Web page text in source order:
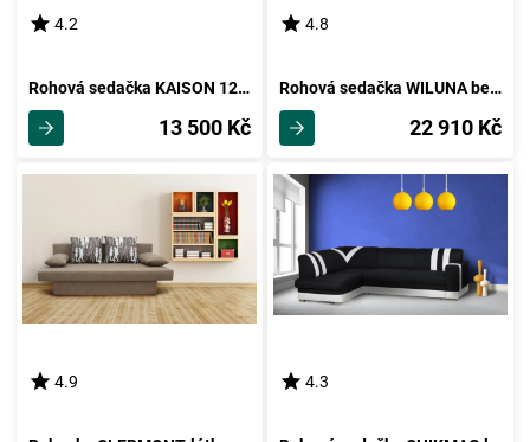
4.2
Rohová sedačka KAISON 12, černá/šedá
13 500 Kč
4.8
Rohová sedačka WILUNA bez záhlavníku, pravá, látka šedo/bílá
22 910 Kč
4.9 4.3